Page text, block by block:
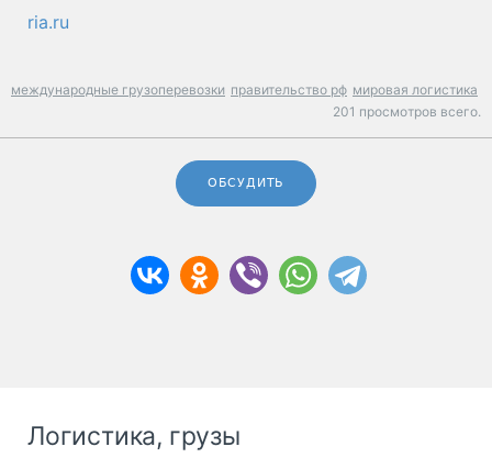
ria.ru
международные грузоперевозки правительство рф мировая логистика
201 просмотров всего.
ОБСУДИТЬ
Логистика, грузы